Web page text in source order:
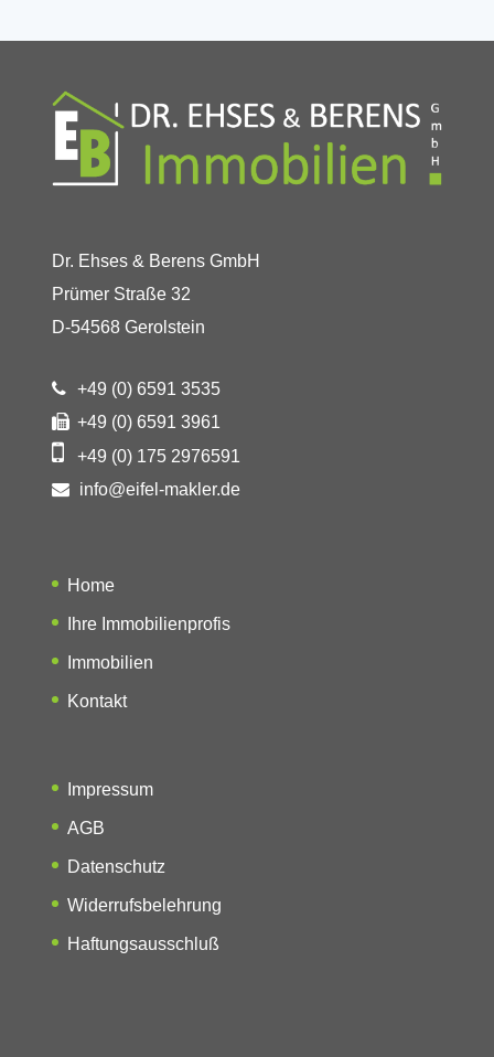
Dr. Ehses & Berens GmbH
Prümer Straße 32
D-54568 Gerolstein
+49 (0) 6591 3535
+49 (0) 6591 3961
+49 (0) 175 2976591
info@eifel-makler.de
Home
Ihre Immobilienprofis
Immobilien
Kontakt
Impressum
AGB
Datenschutz
Widerrufsbelehrung
Haftungsausschluß